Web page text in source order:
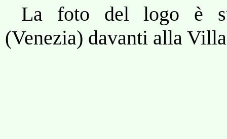
La foto del logo è
(Venezia) davanti alla